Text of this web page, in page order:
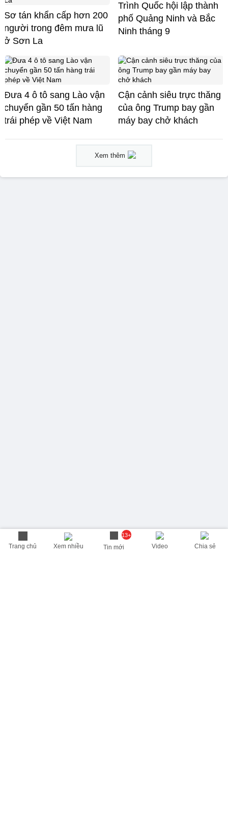
Trang chủ Xem nhiều
13+
Tin mới Video Chia sẻ
Sơ tán khẩn cấp hơn 200
người trong đêm mưa lũ
ở Sơn La
Trình Quốc hội lập thành
phố Quảng Ninh và Bắc
Ninh tháng 9
Đưa 4 ô tô sang Lào vận
chuyển gần 50 tấn hàng
trái phép về Việt Nam
Cận cảnh siêu trực thăng
của ông Trump bay gần
máy bay chở khách
Xem thêm